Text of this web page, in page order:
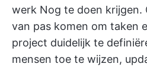
werk Nog te doen krijgen.
van pas komen om taken
project duidelijk te
mensen toe te wijzen,